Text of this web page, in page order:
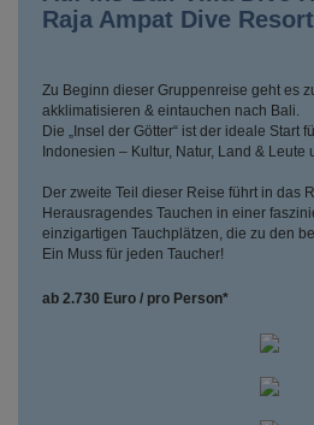
Raja Ampat Dive
Zu Beginn dieser Gruppenreise geht es
akklimatisieren & eintauchen nach Bali.
Die „Insel der Götter“ ist der ideale Start
Indonesien – Kultur, Natur, Land &
Der zweite Teil dieser Reise führt in das
Herausragendes Tauchen in einer
einzigartigen Tauchplätzen, die zu den
Ein Muss für jeden Taucher!
ab 2.730 Euro / pro Person*